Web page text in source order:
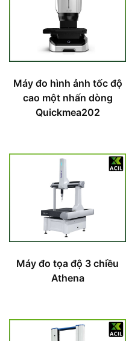
Máy đo hình ảnh tốc độ
cao một nhấn dòng
Quickmea202
Máy đo tọa độ 3 chiều
Athena